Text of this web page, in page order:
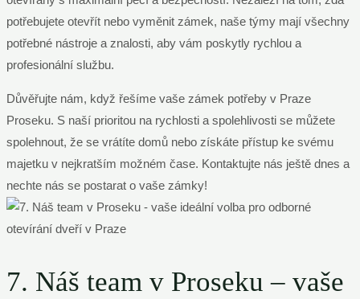
potřebujete otevřít nebo vyměnit zámek, naše týmy mají všechny
potřebné nástroje a znalosti, aby vám poskytly rychlou a
profesionální službu.
Důvěřujte nám, když řešíme vaše zámek potřeby v Praze
Proseku. S naší prioritou na rychlosti a spolehlivosti se můžete
spolehnout, že se vrátíte domů nebo získáte přístup ke svému
majetku v nejkratším možném čase. Kontaktujte nás ještě dnes a
nechte nás se postarat o vaše zámky!
7. Náš team v Proseku – vaše